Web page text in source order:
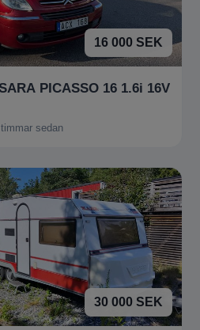
16 000 SEK
PICASSO 16 1.6i 16V
sedan
30 000 SEK